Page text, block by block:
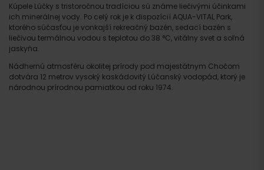
Kúpele Lúčky s tristoročnou tradíciou sú známe liečivými účinkami
ich minerálnej vody. Po celý rok je k dispozícií AQUA-VITAL Park,
ktorého súčasťou je vonkajší rekreačný bazén, sedací bazén s
liečivou termálnou vodou s teplotou do 38 °C, vitálny svet a soľná
jaskyňa.
Nádhernú atmosféru okolitej prírody pod majestátnym Chočom
dotvára 12 metrov vysoký kaskádovitý Lúčanský vodopád, ktorý je
národnou prírodnou pamiatkou od roku 1974.